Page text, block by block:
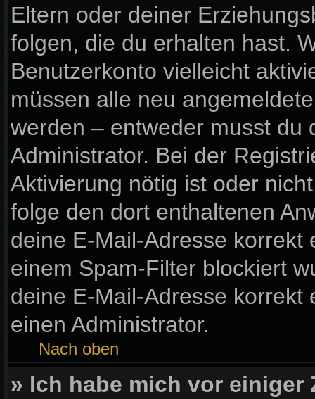
Eltern oder deiner
folgen, die du erhalten hast.
Benutzerkonto vielleicht
müssen alle neu
werden – entweder musst du
Administrator. Bei der
Aktivierung nötig ist oder
folge den dort enthaltenen
deine E-Mail-Adresse
einem Spam-Filter blockiert
deine E-Mail-Adresse
einen Administrator.
Nach oben
» Ich habe mich vor